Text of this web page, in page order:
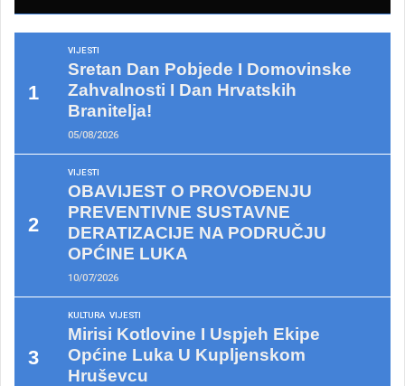
VIJESTI
Sretan Dan Pobjede I Domovinske
Zahvalnosti I Dan Hrvatskih
Branitelja!
05/08/2026
VIJESTI
OBAVIJEST O PROVOĐENJU
PREVENTIVNE SUSTAVNE
DERATIZACIJE NA PODRUČJU
OPĆINE LUKA
10/07/2026
KULTURA VIJESTI
Mirisi Kotlovine I Uspjeh Ekipe
Općine Luka U Kupljenskom
Hruševcu